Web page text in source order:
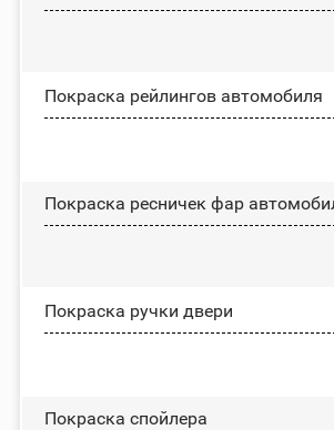
Покраска рейлингов автомобиля
Покраска ресничек фар
Покраска ручки двери
Покраска спойлера